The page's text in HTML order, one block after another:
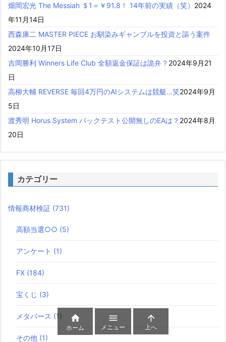
畑岡宏光 The Messiah ＄1＝￥91.8！ 14年前の実績（笑） 2024
年11月14日
西森康二 MASTER PIECE お馴染みギャンブルを投資と謳う案件
2024年10月17日
吉岡勝利 Winners Life Club 全額返金保証は詭弁？ 2024年9月21
日
高柳大輔 REVERSE 毎回4万円のAIシステムは競艇…笑2024年9月
5日
渡秀明 Horus System バックテスト公開無しのEAは？ 2024年8月
20日
カテゴリー
情報商材検証 (731)
高額当選○○ (5)
アンケート (1)
FX (184)
宝くじ (3)
メタバース (1)
その他 (1)

ホーム

メニュー

上へ